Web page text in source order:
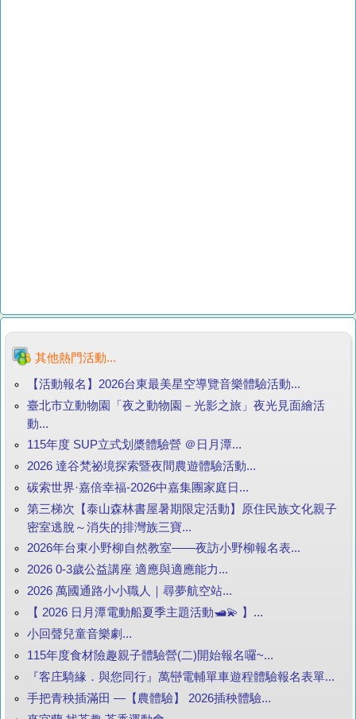
其他熱門活動...
【活動報名】2026台東最美星空導覽音樂體驗活動...
臺北市立動物園「夜之動物園－光影之旅」夜光見面繪活
動...
115年度 SUP立式划槳體驗營 ＠日月潭...
2026 達谷梵祕境探索暨夜間農遊體驗活動...
碳索世界·嘉倍幸福-2026中嘉集團家庭日...
第三梯次【泰山森林書屋暑期限定活動】原住民族文化親子
密室逃脫～消失的排灣族三寶...
2026年台東小野柳自然教室——夜訪小野柳報名表...
2026 0-3歲公益講座 適應與適應能力...
2026 萬國通路小小職人｜尋夢航空站...
【 2026 日月潭電動船夏季主題活動🛥️💫 】...
小回聲兒童音樂劇...
115年度食材險趣親子體驗營(二)開始報名囉~...
『客庄騎緣．與您同行』萬巒電輔單車遊程體驗報名表單...
手把青秧插滿田 —【農體驗】 2026插秧體驗...